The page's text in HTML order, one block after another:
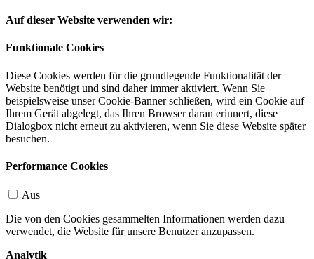
Auf dieser Website verwenden wir:
Funktionale Cookies
Diese Cookies werden für die grundlegende Funktionalität der
Website benötigt und sind daher immer aktiviert. Wenn Sie
beispielsweise unser Cookie-Banner schließen, wird ein Cookie auf
Ihrem Gerät abgelegt, das Ihren Browser daran erinnert, diese
Dialogbox nicht erneut zu aktivieren, wenn Sie diese Website später
besuchen.
Performance Cookies
Aus
Die von den Cookies gesammelten Informationen werden dazu
verwendet, die Website für unsere Benutzer anzupassen.
Analytik